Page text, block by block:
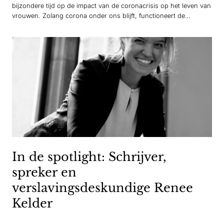
bijzondere tijd op de impact van de coronacrisis op het leven van
vrouwen. Zolang corona onder ons blijft, functioneert de
ervaring kunnen delen én elkaar ondersteunen in de
samenleving…
In de spotlight: Schrijver,
spreker en
verslavingsdeskundige Renee
Kelder